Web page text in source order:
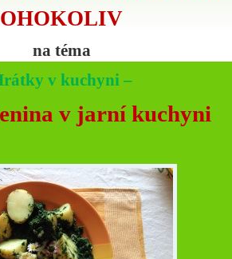
na téma
v kuchyni –
v jarní kuchyni